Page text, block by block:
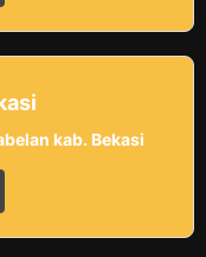
kab. Bekasi